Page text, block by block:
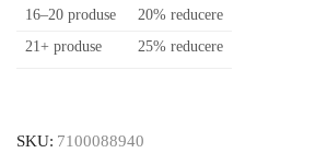
vaporizat
metalic,
mm
16–20 produse
20% reducere
21+ produse
25% reducere
SKU: 7100088940